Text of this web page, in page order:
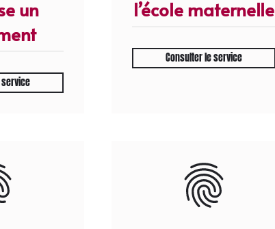
un
l’école maternelle
Consulter le service